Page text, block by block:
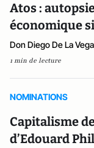
Atos :
économique
Don Diego De La Vega
1 min de lecture
NOMINATIONS
Capitalisme
d’Edouard